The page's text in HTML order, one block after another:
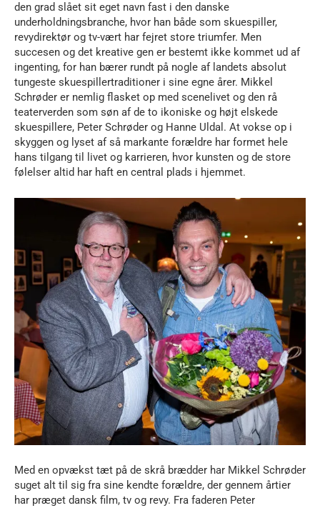
den grad slået sit eget navn fast i den danske
underholdningsbranche, hvor han både som skuespiller,
revydirektør og tv-vært har fejret store triumfer. Men
succesen og det kreative gen er bestemt ikke kommet ud af
ingenting, for han bærer rundt på nogle af landets absolut
tungeste skuespillertraditioner i sine egne årer. Mikkel
Schrøder er nemlig flasket op med scenelivet og den rå
teaterverden som søn af de to ikoniske og højt elskede
skuespillere, Peter Schrøder og Hanne Uldal. At vokse op i
skyggen og lyset af så markante forældre har formet hele
hans tilgang til livet og karrieren, hvor kunsten og de store
følelser altid har haft en central plads i hjemmet.
Med en opvækst tæt på de skrå brædder har Mikkel Schrøder
suget alt til sig fra sine kendte forældre, der gennem årtier
har præget dansk film, tv og revy. Fra faderen Peter